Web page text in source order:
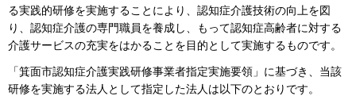
る実践的研修を実施することにより、認知症介護技術の向上を図
り、認知症介護の専門職員を養成し、もって認知症高齢者に対する
介護サービスの充実をはかることを目的として実施するものです。
「箕面市認知症介護実践研修事業者指定実施要領」に基づき、当該
研修を実施する法人として指定した法人は以下のとおりです。